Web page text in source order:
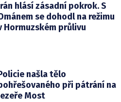
hlásí zásadní pokrok. S
se dohodl na režimu
Hormuzském průlivu
našla tělo
při pátrání na
Most